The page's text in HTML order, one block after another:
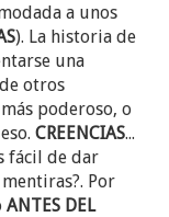
a unos
). La historia de
una
otros
poderoso, o
CREENCIAS...
fácil de dar
Por
ANTES DEL